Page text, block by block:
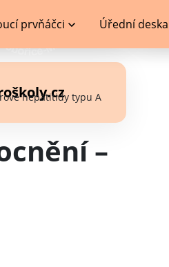
prvňáčci Úřední deska
hepatitidy typu A
–